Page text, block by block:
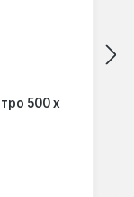
500 х